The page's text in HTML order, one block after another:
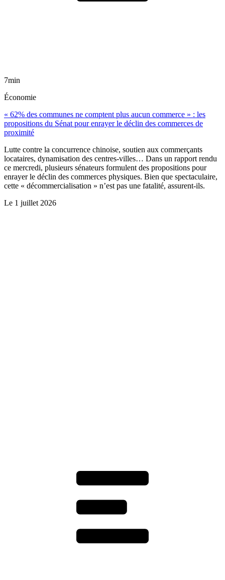
7min
Économie
« 62% des communes ne comptent plus aucun commerce » : les
propositions du Sénat pour enrayer le déclin des commerces de
proximité
Lutte contre la concurrence chinoise, soutien aux commerçants
locataires, dynamisation des centres-villes… Dans un rapport rendu
ce mercredi, plusieurs sénateurs formulent des propositions pour
enrayer le déclin des commerces physiques. Bien que spectaculaire,
cette « décommercialisation » n’est pas une fatalité, assurent-ils.
Le 1 juillet 2026